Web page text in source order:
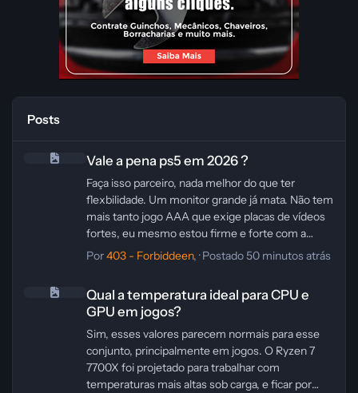
Posts
Vale a pena ps5 em 2026 ?
Faça isso parceiro, nada melhor do que ter
flexbilidade. Um monitor grande já mata. Não tem
mais tanto jogo AAA que exige placas de vídeos
fortes, eu mesmo estou firme e forte com a
minha 3080 comprada em 2019 (tem tópico aqui,
Por403 - Forbiddeen, ·Postado50 minutos atrás
Qual a temperatura ideal para CPU e
GPU em jogos?
Sim, esses valores parecem normais para esse
conjunto, principalmente em jogos. O Ryzen 7
7700X foi projetado para trabalhar com
temperaturas mais altas sob carga, e ficar por